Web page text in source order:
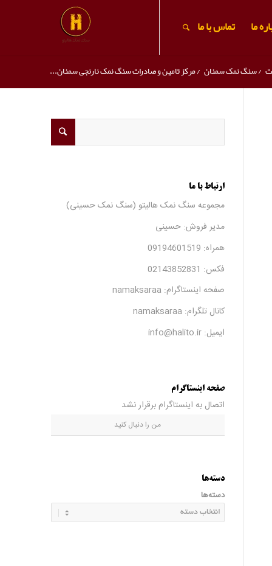
ما تماس با ما
/سنگ نمک سمنان /مرکز تامین و صادرات سنگ نمک نارنجی سمنان...
ارتباط با ما
مجموعه سنگ نمک هالیتو (سنگ نمک حسینی)
مدیر فروش: حسینی
همراه: 09194601519
فکس: 02143852831
صفحه اینستاگرام: namaksaraa
کانال تلگرام: namaksaraa
ایمیل: info@halito.ir
صفحه اینستاگرام
اتصال به اینستاگرام برقرار نشد
من را دنبال کنید
دسته‌ها
دسته‌ها